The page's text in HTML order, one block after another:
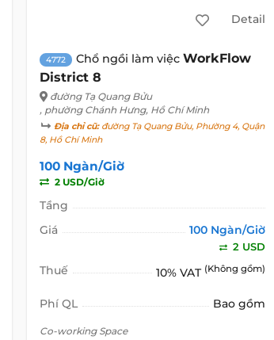
Detail
4772 Chổ ngồi làm việc WorkFlow
District 8
đường Tạ Quang Bửu
, phường Chánh Hưng, Hồ Chí Minh
Địa chỉ cũ:đường Tạ Quang Bửu, Phường 4, Quận
8, Hồ Chí Minh
100 Ngàn/Giờ
2 USD/Giờ
Tầng
Giá
100 Ngàn/Giờ
2 USD
Thuế 10% VAT (Không gồm)
Phí QL Bao gồm
Co-working ​Space